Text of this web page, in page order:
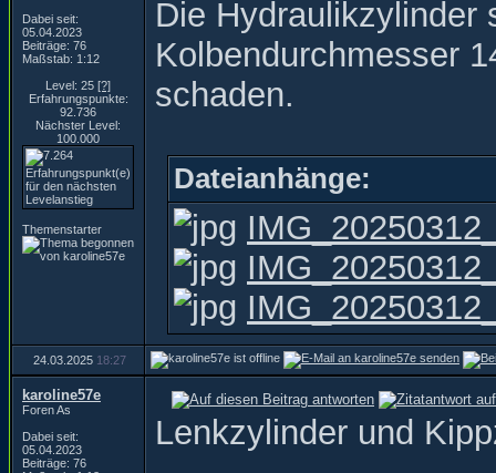
Dabei seit:
05.04.2023
Beiträge: 76
Maßstab: 1:12
Level: 25 [?]
Erfahrungspunkte:
92.736
Nächster Level:
100.000
Themenstarter
Die Hydraulikzylinder
Kolbendurchmesser
schaden.
Dateianhänge:
24.03.2025 18:27
karoline57e
Foren As
Dabei seit:
05.04.2023
Beiträge: 76
Lenkzylinder und